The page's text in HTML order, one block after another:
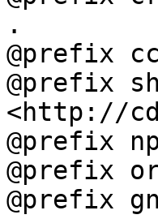
.
@prefix
@prefix
<http://
@prefix
@prefix
@prefix